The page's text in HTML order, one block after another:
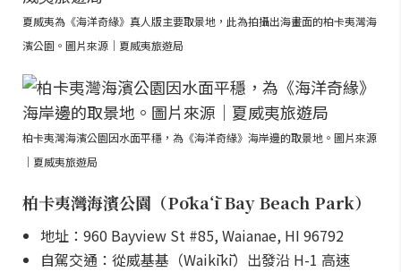
夏威夷為《海洋奇緣》真人版主要取景地，此為拍攝出海畫面的柏卡夷灣海
濱公園。圖片來源｜夏威夷旅遊局
柏卡夷灣海濱公園因水面平穩，為《海洋奇緣》海岸邊的取景地。圖片來源
｜夏威夷旅遊局
柏卡夷灣海濱公園（Pōkaʻī Bay Beach Park）
地址：960 Bayview St #85, Waianae, HI 96792
自駕交通：從威基基（Waikīkī）出發沿 H-1 高速